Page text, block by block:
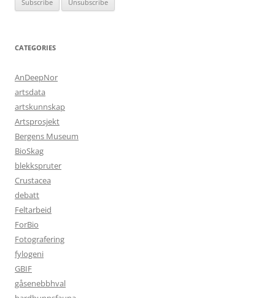
CATEGORIES
AnDeepNor
artsdata
artskunnskap
Artsprosjekt
Bergens Museum
BioSkag
blekkspruter
Crustacea
debatt
Feltarbeid
ForBio
Fotografering
fylogeni
GBIF
gåsenebbhval